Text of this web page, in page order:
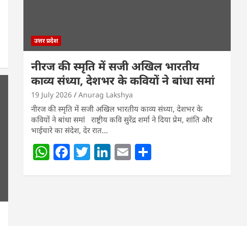
उत्तर प्रदेश
नीरज की स्मृति में सजी अखिल भारतीय
काव्य संध्या, देशभर के कवियों ने बांधा समां
19 July 2026 Anurag Lakshya
नीरज की स्मृति में सजी अखिल भारतीय काव्य संध्या, देशभर के
कवियों ने बांधा समां राष्ट्रीय कवि सुरेंद्र शर्मा ने दिया प्रेम, शांति और
भाईचारे का संदेश, देर रात…
W F T Li E